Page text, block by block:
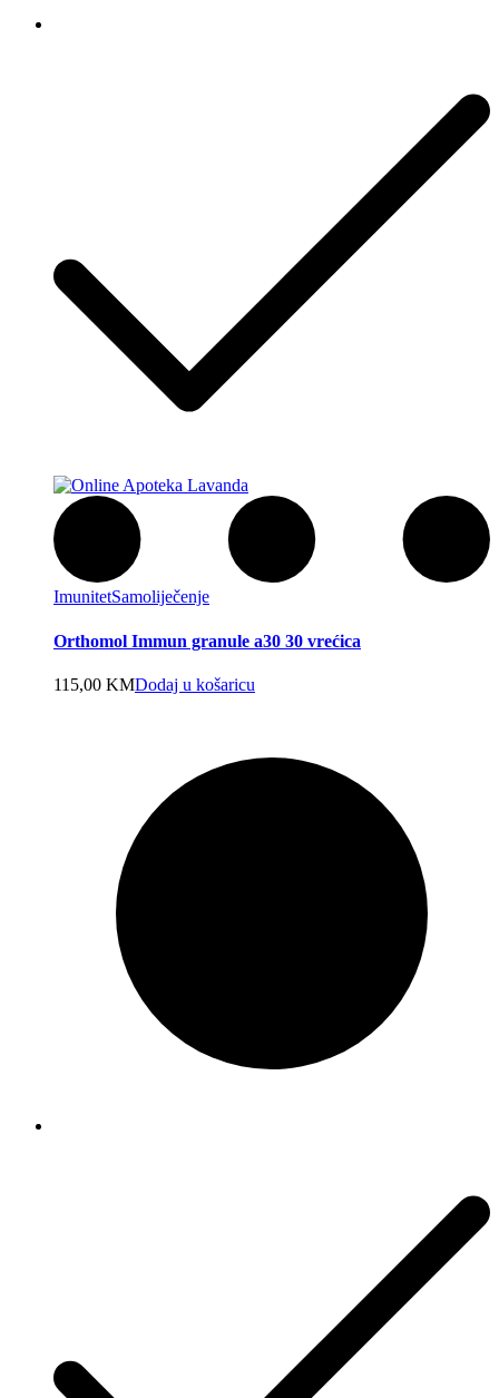
ImunitetSamoliječenje
Orthomol Immun granule a30 30 vrećica
115,00 KMDodaj u košaricu